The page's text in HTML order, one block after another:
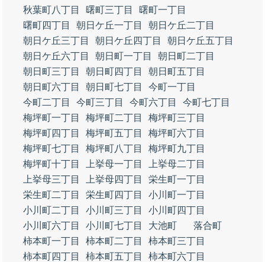
秋葉町八丁目
曙町三丁目
曙町一丁目
曙町四丁目
朝日ケ丘一丁目
朝日ケ丘二丁目
朝日ケ丘三丁目
朝日ケ丘四丁目
朝日ケ丘五丁目
朝日ケ丘六丁目
朝日町一丁目
朝日町二丁目
朝日町三丁目
朝日町四丁目
朝日町五丁目
朝日町六丁目
朝日町七丁目
今町一丁目
今町二丁目
今町三丁目 今町六丁目
今町七丁目
梅坪町一丁目
梅坪町二丁目
梅坪町三丁目
梅坪町四丁目
梅坪町五丁目
梅坪町六丁目
梅坪町七丁目
梅坪町八丁目
梅坪町九丁目
梅坪町十丁目
上挙母一丁目
上挙母二丁目
上挙母三丁目
上挙母四丁目
栄生町一丁目
栄生町二丁目
栄生町四丁目
小川町一丁目
小川町二丁目
小川町三丁目
小川町四丁目
小川町六丁目
小川町七丁目 大池町
落合町
柿本町一丁目
柿本町二丁目
柿本町三丁目
柿本町四丁目
柿本町五丁目
柿本町六丁目